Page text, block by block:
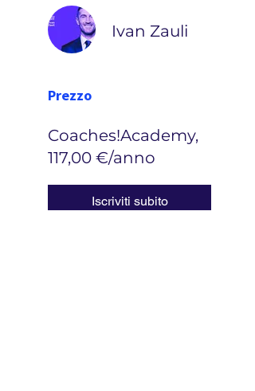
Ivan Zauli
Prezzo
Coaches!Academy,
117,00 €/anno
Iscriviti subito